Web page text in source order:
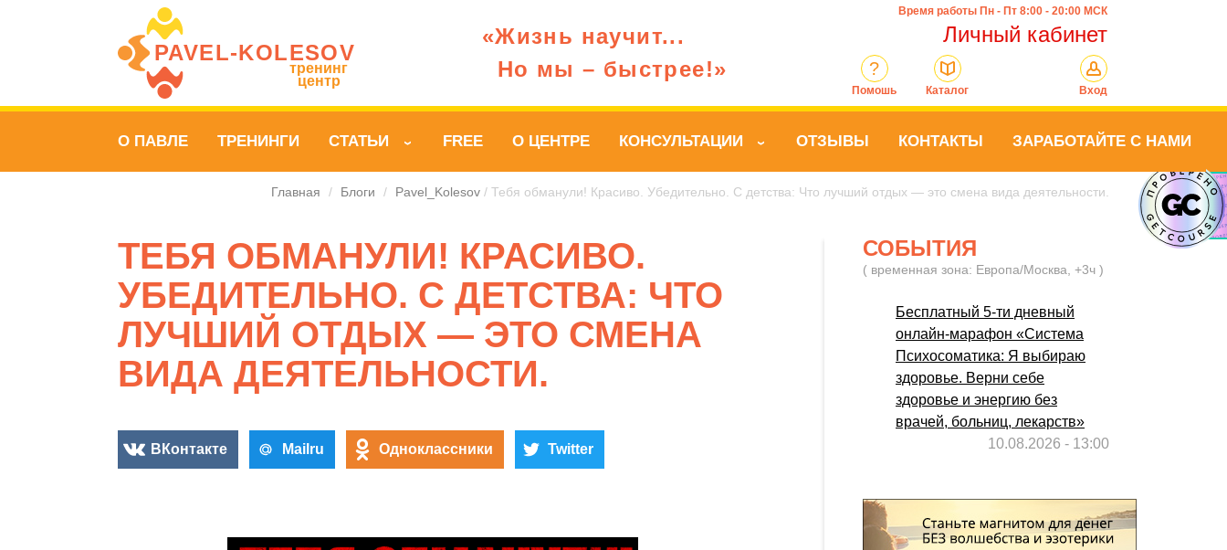
PAVEL‑KOLESOV
тренинг
центр
«Жизнь научит...
Но мы – быстрее!»
Время работы Пн - Пт 8:00 - 20:00 МСК
Личный кабинет
?
Помошь Каталог Вход
О ПАВЛЕ ТРЕНИНГИ СТАТЬИ › FREE О ЦЕНТРЕ КОНСУЛЬТАЦИИ › ОТЗЫВЫ КОНТАКТЫ ЗАРАБОТАЙТЕ С НАМИ
Главная / Блоги / Pavel_Kolesov / Тебя обманули! Красиво. Убедительно. С детства: Что лучший отдых — это смена вида деятельности.
ТЕБЯ ОБМАНУЛИ! КРАСИВО.
УБЕДИТЕЛЬНО. С ДЕТСТВА: ЧТО
ЛУЧШИЙ ОТДЫХ — ЭТО СМЕНА
ВИДА ДЕЯТЕЛЬНОСТИ.
ВКонтакте Mailru Одноклассники Twitter
СОБЫТИЯ
( временная зона: Европа/Москва, +3ч )
Бесплатный 5-ти дневный
онлайн-марафон «Система
Психосоматика: Я выбираю
здоровье. Верни себе
здоровье и энергию без
врачей, больниц, лекарств»
10.08.2026 - 13:00